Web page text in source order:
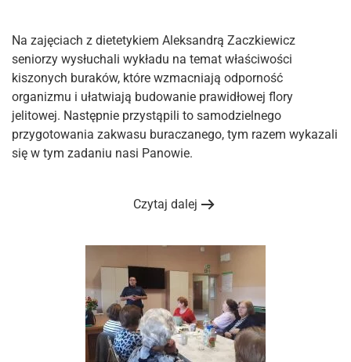
Na zajęciach z dietetykiem Aleksandrą Zaczkiewicz
seniorzy wysłuchali wykładu na temat właściwości
kiszonych buraków, które wzmacniają odporność
organizmu i ułatwiają budowanie prawidłowej flory
jelitowej. Następnie przystąpili to samodzielnego
przygotowania zakwasu buraczanego, tym razem wykazali
się w tym zadaniu nasi Panowie.
Czytaj dalej